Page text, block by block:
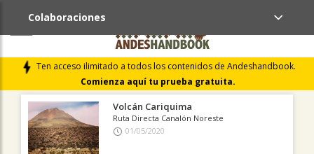
Ten acceso ilimitado a todos los contenidos de Andeshandbook.
Comienza aquí tu prueba gratuita.
Colaboraciones
ÚLTIMAS COLABORACIONES PUBLICADAS
LIBROS DE CUMBRES
Volcán Cariquima
Ruta Directa Canalón Noreste
01/05/2020